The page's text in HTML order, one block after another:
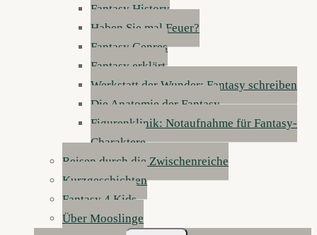
Fantasy History
Haben Sie mal Feuer?
Fantasy Genres
Fantasy erklärt
Werkstatt der Wunder: Fantasy schreiben
Die Anatomie der Fantasy
Figurenklinik: Notaufnahme für Fantasy-
Charaktere
Reisen durch die Zwischenreiche
Kurzgeschichten
Fantasy 4 Kids
Über Mooslinge